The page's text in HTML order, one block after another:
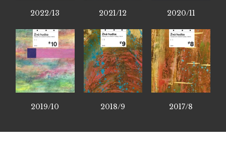
2022/13 2021/12 2020/11
2019/10 2018/9 2017/8